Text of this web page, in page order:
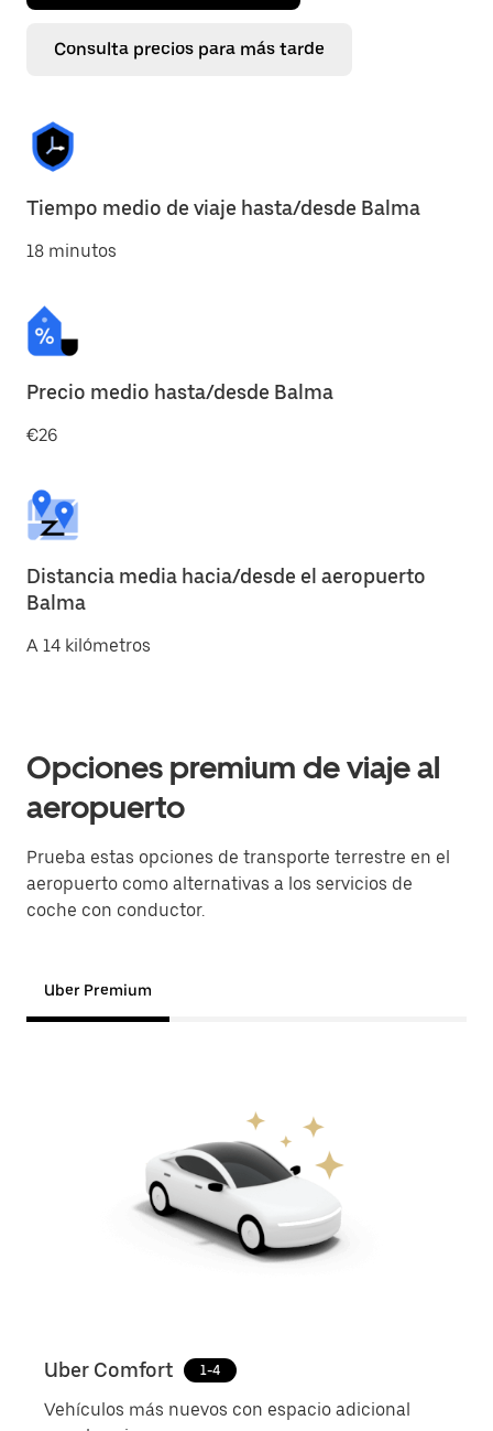
Consulta precios para más tarde
Tiempo medio de viaje hasta/desde Balma
18 minutos
Precio medio hasta/desde Balma
€26
Distancia media hacia/desde el aeropuerto
Balma
A 14 kilómetros
Opciones premium de viaje al
aeropuerto
Prueba estas opciones de transporte terrestre en el
aeropuerto como alternativas a los servicios de
coche con conductor.
Uber Premium
Uber Comfort 1-4
Vehículos más nuevos con espacio adicional